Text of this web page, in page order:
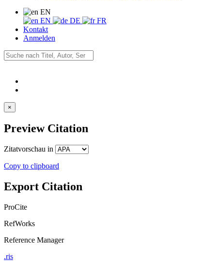
EN
EN
DE
FR
Kontakt
Anmelden
×
Preview Citation
Zitatvorschau in
Copy to clipboard
Export Citation
ProCite
RefWorks
Reference Manager
.ris